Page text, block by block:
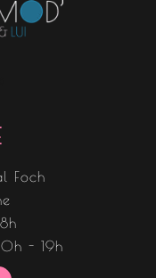
Foch
- 19h